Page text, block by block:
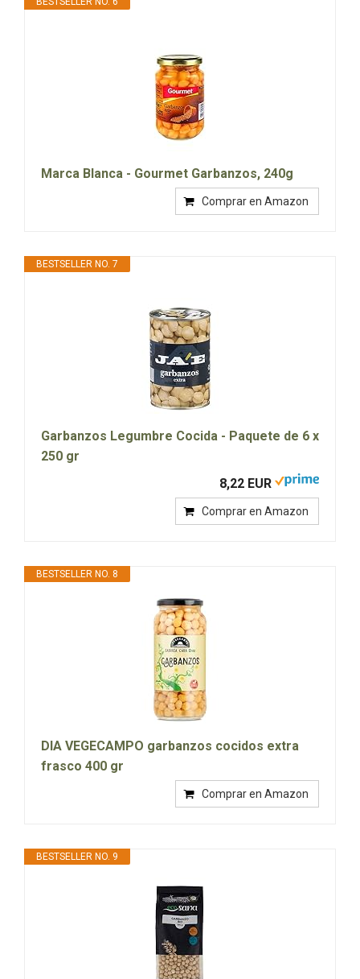
Marca Blanca - Gourmet Garbanzos, 240g
Comprar en Amazon
BESTSELLER NO. 7
Garbanzos Legumbre Cocida - Paquete de 6 x
250 gr
8,22 EUR
Comprar en Amazon
BESTSELLER NO. 8
DIA VEGECAMPO garbanzos cocidos extra
frasco 400 gr
Comprar en Amazon
BESTSELLER NO. 9